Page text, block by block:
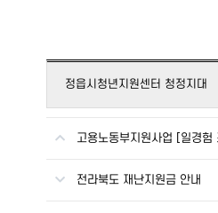
정읍시청년지원센터 청정지대
고용노동부지원사업 [일경험
전라북도 재난지원금 안내